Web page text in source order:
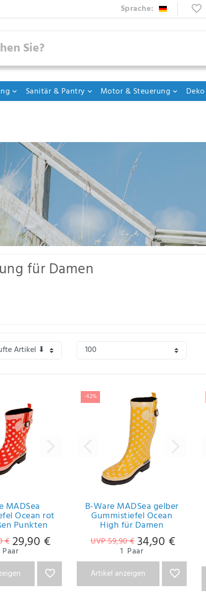
Sprache:
Sanitär & Pantry Motor & Steuerung Deko
für Damen
MADSea
Ocean rot
Punkten
€ 29,90 €
Paar
-42%
B-Ware MADSea gelber
Gummistiefel Ocean
High für Damen
UVP 59,90 € 34,90 €
1 Paar
Artikel anzeigen